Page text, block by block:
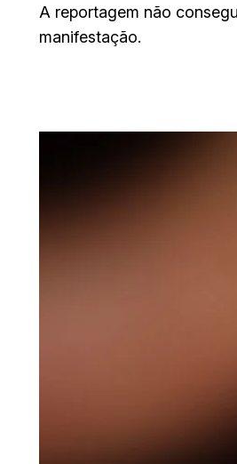
A reportagem não
manifestação.